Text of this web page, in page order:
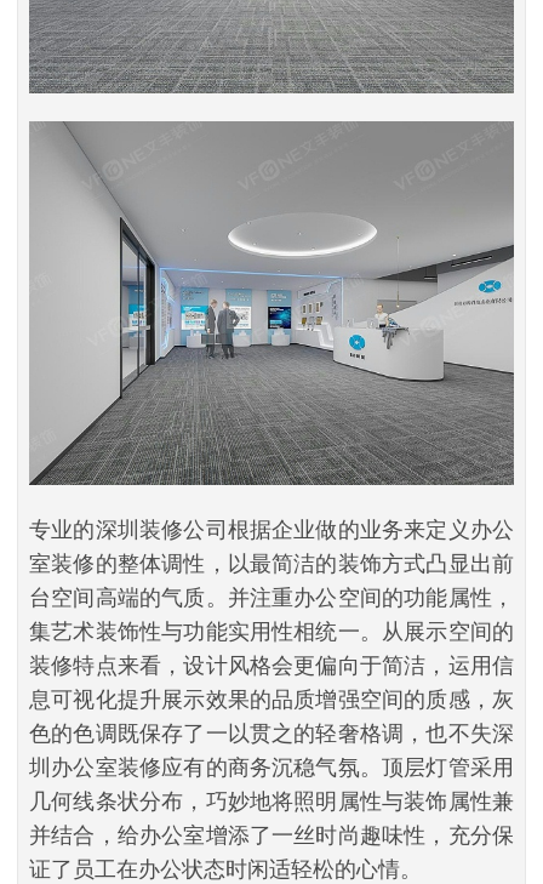
专业的深圳装修公司根据企业做的业务来定义办公
室装修的整体调性，以最简洁的装饰方式凸显出前
台空间高端的气质。并注重办公空间的功能属性，
集艺术装饰性与功能实用性相统一。从展示空间的
装修特点来看，设计风格会更偏向于简洁，运用信
息可视化提升展示效果的品质增强空间的质感，灰
色的色调既保存了一以贯之的轻奢格调，也不失深
圳办公室装修应有的商务沉稳气氛。顶层灯管采用
几何线条状分布，巧妙地将照明属性与装饰属性兼
并结合，给办公室增添了一丝时尚趣味性，充分保
证了员工在办公状态时闲适轻松的心情。